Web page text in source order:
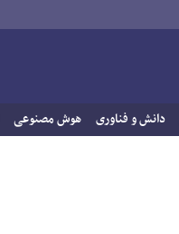
دانش و فناوری هوش مصنوعی